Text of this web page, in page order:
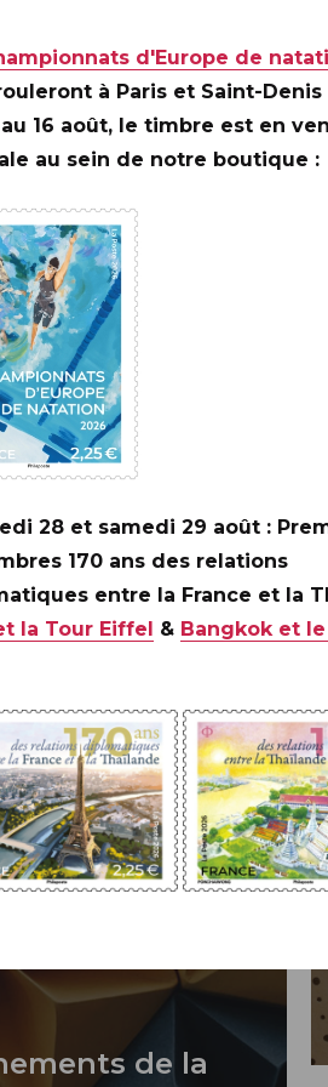
GRAVE ITVF
de la
d'Europe de
à Paris et Saint-Denis
16 août, le timbre est en
au sein de notre boutique :
28 et samedi 29 août :
170 ans des relations
entre la France et la
la Tour Eiffel & Bangkok et